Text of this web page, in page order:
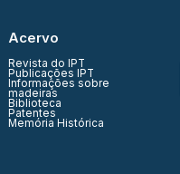
Acervo
Revista do IPT
Publicações IPT
Informações sobre
madeiras
Biblioteca
Patentes
Memória Histórica